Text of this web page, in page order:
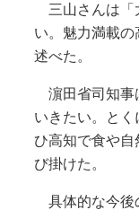
三山さんは「
い。魅力満載の
述べた。
濵田省司知事
いきたい。と
ひ高知で食や
び掛けた。
具体的な今後